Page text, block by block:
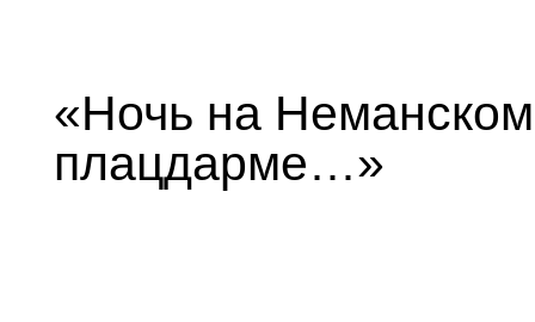
«Ночь на Неманском
плацдарме…»